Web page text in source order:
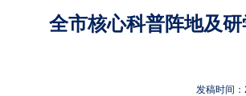
全市核心科普阵地及
发稿时间